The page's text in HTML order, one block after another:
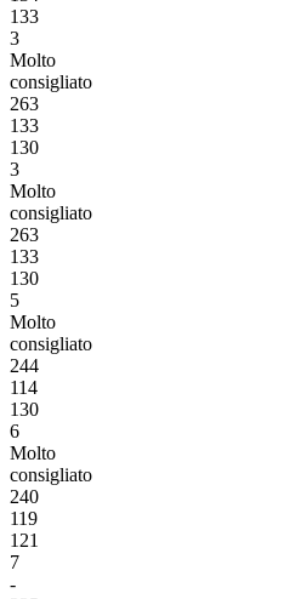
133
3
Molto
consigliato
263
133
130
3
Molto
consigliato
263
133
130
5
Molto
consigliato
244
114
130
6
Molto
consigliato
240
119
121
7
-